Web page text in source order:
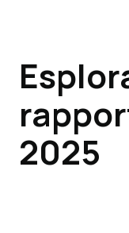
2025